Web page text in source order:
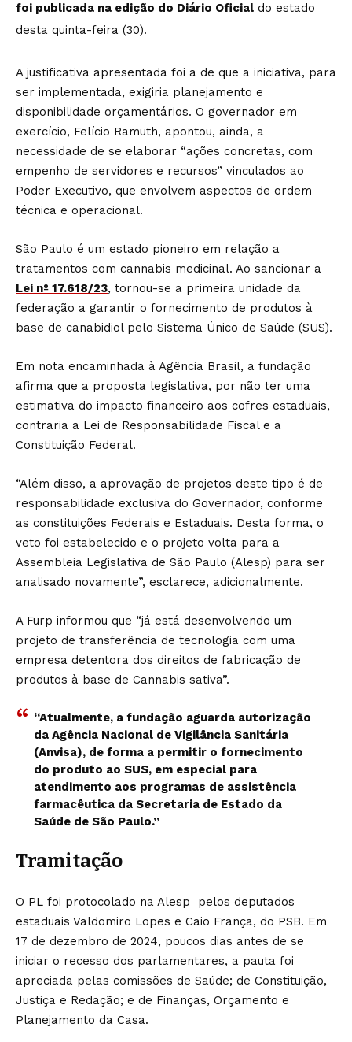
foi publicada na edição do Diário Oficial do estado
desta quinta-feira (30).
A justificativa apresentada foi a de que a iniciativa, para
ser implementada, exigiria planejamento e
disponibilidade orçamentários. O governador em
exercício, Felício Ramuth, apontou, ainda, a
necessidade de se elaborar “ações concretas, com
empenho de servidores e recursos” vinculados ao
Poder Executivo, que envolvem aspectos de ordem
técnica e operacional.
São Paulo é um estado pioneiro em relação a
tratamentos com cannabis medicinal. Ao sancionar a
Lei nº 17.618/23, tornou-se a primeira unidade da
federação a garantir o fornecimento de produtos à
base de canabidiol pelo Sistema Único de Saúde (SUS).
Em nota encaminhada à Agência Brasil, a fundação
afirma que a proposta legislativa, por não ter uma
estimativa do impacto financeiro aos cofres estaduais,
contraria a Lei de Responsabilidade Fiscal e a
Constituição Federal.
“Além disso, a aprovação de projetos deste tipo é de
responsabilidade exclusiva do Governador, conforme
as constituições Federais e Estaduais. Desta forma, o
veto foi estabelecido e o projeto volta para a
Assembleia Legislativa de São Paulo (Alesp) para ser
analisado novamente”, esclarece, adicionalmente.
A Furp informou que “já está desenvolvendo um
projeto de transferência de tecnologia com uma
empresa detentora dos direitos de fabricação de
produtos à base de Cannabis sativa”.
“Atualmente, a fundação aguarda autorização
da Agência Nacional de Vigilância Sanitária
(Anvisa), de forma a permitir o fornecimento
do produto ao SUS, em especial para
atendimento aos programas de assistência
farmacêutica da Secretaria de Estado da
Saúde de São Paulo.”
Tramitação
O PL foi protocolado na Alesp pelos deputados
estaduais Valdomiro Lopes e Caio França, do PSB. Em
17 de dezembro de 2024, poucos dias antes de se
iniciar o recesso dos parlamentares, a pauta foi
apreciada pelas comissões de Saúde; de Constituição,
Justiça e Redação; e de Finanças, Orçamento e
Planejamento da Casa.